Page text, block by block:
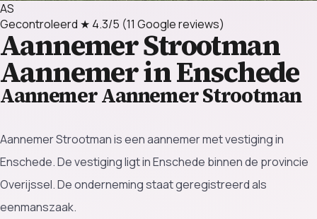
AS
Gecontroleerd ★ 4.3/5 (11 Google reviews)
Aannemer Strootman
Aannemer in Enschede
Aannemer Aannemer Strootman
Aannemer Strootman is een aannemer met vestiging in
Enschede. De vestiging ligt in Enschede binnen de provincie
Overijssel. De onderneming staat geregistreerd als
eenmanszaak.